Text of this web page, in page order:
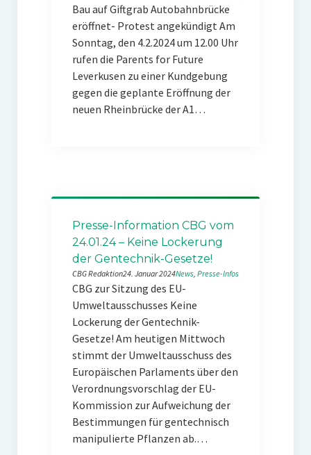
Bau auf Giftgrab Autobahnbrücke
eröffnet- Protest angekündigt Am
Sonntag, den 4.2.2024 um 12.00 Uhr
rufen die Parents for Future
Leverkusen zu einer Kundgebung
gegen die geplante Eröffnung der
neuen Rheinbrücke der A1…
Presse-Information CBG vom
24.01.24 – Keine Lockerung
der Gentechnik-Gesetze!
CBG Redaktion24. Januar 2024News, Presse-Infos
CBG zur Sitzung des EU-
Umweltausschusses Keine
Lockerung der Gentechnik-
Gesetze! Am heutigen Mittwoch
stimmt der Umweltausschuss des
Europäischen Parlaments über den
Verordnungsvorschlag der EU-
Kommission zur Aufweichung der
Bestimmungen für gentechnisch
manipulierte Pflanzen ab.…